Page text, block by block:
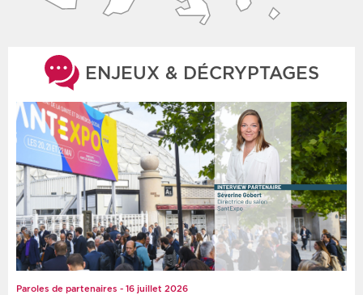
ENJEUX & DÉCRYPTAGES
Paroles de partenaires - 16 juillet 2026